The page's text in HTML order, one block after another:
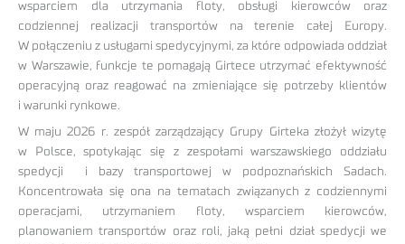
wsparciem dla utrzymania floty, obsługi kierowców oraz
codziennej realizacji transportów na terenie całej Europy.
W połączeniu z usługami spedycyjnymi, za które odpowiada oddział
w Warszawie, funkcje te pomagają Girtece utrzymać efektywność
operacyjną oraz reagować na zmieniające się potrzeby klientów
i warunki rynkowe.
W maju 2026 r. zespół zarządzający Grupy Girteka złożył wizytę
w Polsce, spotykając się z zespołami warszawskiego oddziału
spedycji i bazy transportowej w podpoznańskich Sadach.
Koncentrowała się ona na tematach związanych z codziennymi
operacjami, utrzymaniem floty, wsparciem kierowców,
planowaniem transportów oraz roli, jaką pełni dział spedycji we